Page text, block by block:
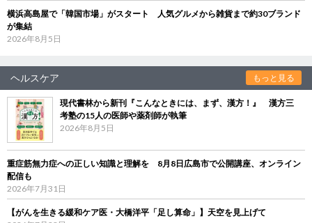
横浜高島屋で「韓国市場」がスタート 人気グルメから雑貨まで約30ブランド
が集結
2026年8月5日
ヘルスケア もっと見る
現代書林から新刊『こんなときには、まず、漢方！』 漢方三
考塾の15人の医師や薬剤師が執筆
2026年8月5日
重症筋無力症への正しい知識と理解を 8月8日広島市で公開講座、オンライン
配信も
2026年7月31日
【がんを生きる緩和ケア医・大橋洋平「足し算命」】天空を見上げて